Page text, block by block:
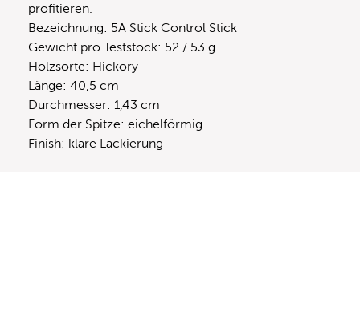
profitieren.
Bezeichnung: 5A Stick Control Stick
Gewicht pro Teststock: 52 / 53 g
Holzsorte: Hickory
Länge: 40,5 cm
Durchmesser: 1,43 cm
Form der Spitze: eichelförmig
Finish: klare Lackierung